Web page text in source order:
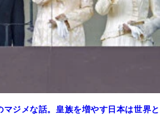
マジメな話。皇族を増やす日本は世界と